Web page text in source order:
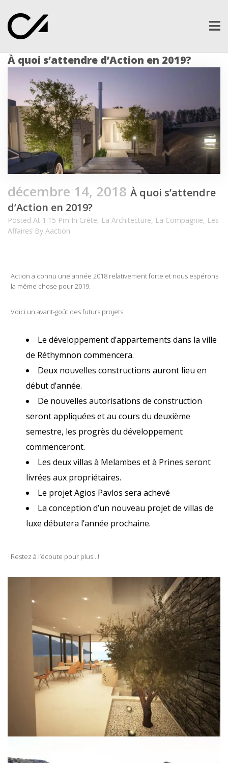
À quoi s’attendre d’Action en 2019?
décembre 14, 2018 À quoi s’attendre
d’Action en 2019?
Posted At 1:15 Pm In Crète, La Architecture, La Compagnie, Les
Affaires By Aaction
Action a connu une année 2018 relativement forte et nous espérons
la même chose pour 2019.
Voici un avant-goût des futurs projets
Le développement d’appartements dans la ville
de Réthymnon commencera.
Deux nouvelles constructions auront lieu en
début d’année.
De nouvelles autorisations de construction
seront appliquées et au cours du deuxième
semestre, les progrès du développement
commenceront.
Les deux villas à Melambes et à Prines seront
livrées aux propriétaires.
Le projet Agios Pavlos sera achevé
La conception d’un nouveau projet de villas de
luxe débutera l’année prochaine.
Restez à l’écoute pour plus…!